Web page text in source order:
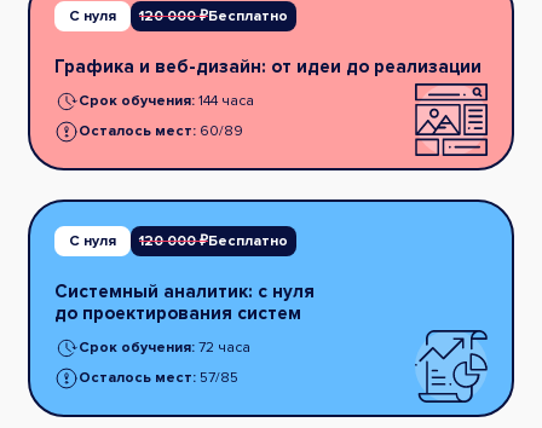
С нуля 120 000 ₽Бесплатно
Графика и веб-дизайн: от идеи до реализации
Срок обучения: 144 часа
Осталось мест: 60/89
С нуля 120 000 ₽Бесплатно
Системный аналитик: с нуля
до проектирования систем
Срок обучения: 72 часа
Осталось мест: 57/85